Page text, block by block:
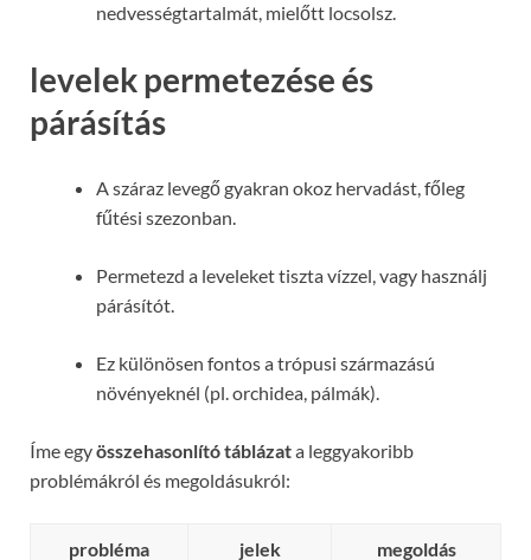
nedvességtartalmát, mielőtt locsolsz.
levelek permetezése és
párásítás
A száraz levegő gyakran okoz hervadást, főleg
fűtési szezonban.
Permetezd a leveleket tiszta vízzel, vagy használj
párásítót.
Ez különösen fontos a trópusi származású
növényeknél (pl. orchidea, pálmák).
Íme egyösszehasonlító táblázata leggyakoribb
problémákról és megoldásukról:
probléma jelek megoldás